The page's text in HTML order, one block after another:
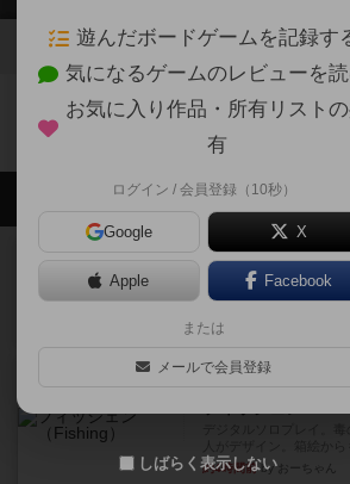
17 10
ブルーラグーンのトップに
会員の新しい投
マスクメン
マスクメンすごい好き
やつを決めるというより
約3時間前
約4時間前by おーちゃん
遊んだボードゲームを記録す
気になるゲームのレビューを
お気に入り作品・所有リスト
有
ログイン / 会員登録（10秒）
Google X
Apple Facebook
または
メールで会員登録
しばらく表示しない